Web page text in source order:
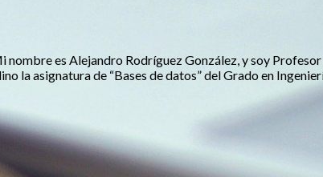
es Alejandro Rodríguez González, y soy
la asignatura de “Bases de datos” del Grado en